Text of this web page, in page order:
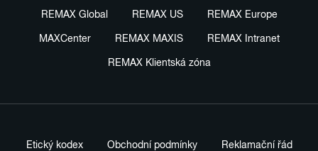
REMAX Global REMAX US REMAX Europe
MAXCenter REMAX MAXIS REMAX Intranet
REMAX Klientská zóna
Etický kodex Obchodní podmínky Reklamační řád